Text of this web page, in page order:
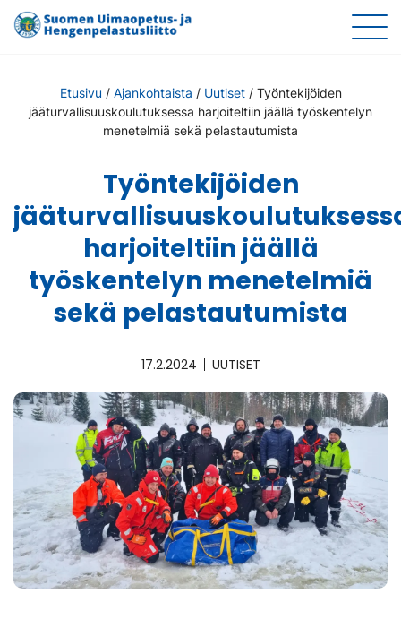
Etusivu / Ajankohtaista / Uutiset/ Työntekijöiden
jääturvallisuuskoulutuksessa harjoiteltiin jäällä työskentelyn
menetelmiä sekä pelastautumista
Työntekijöiden
harjoiteltiin jäällä
työskentelyn menetelmiä
sekä pelastautumista
17.2.2024 UUTISET